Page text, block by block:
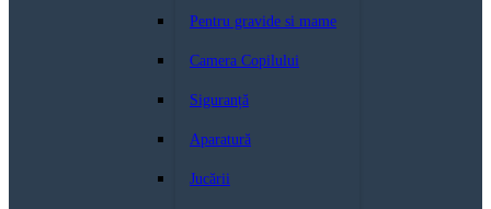
Pentru gravide si mame
Camera Copilului
Siguranță
Aparatură
Jucării